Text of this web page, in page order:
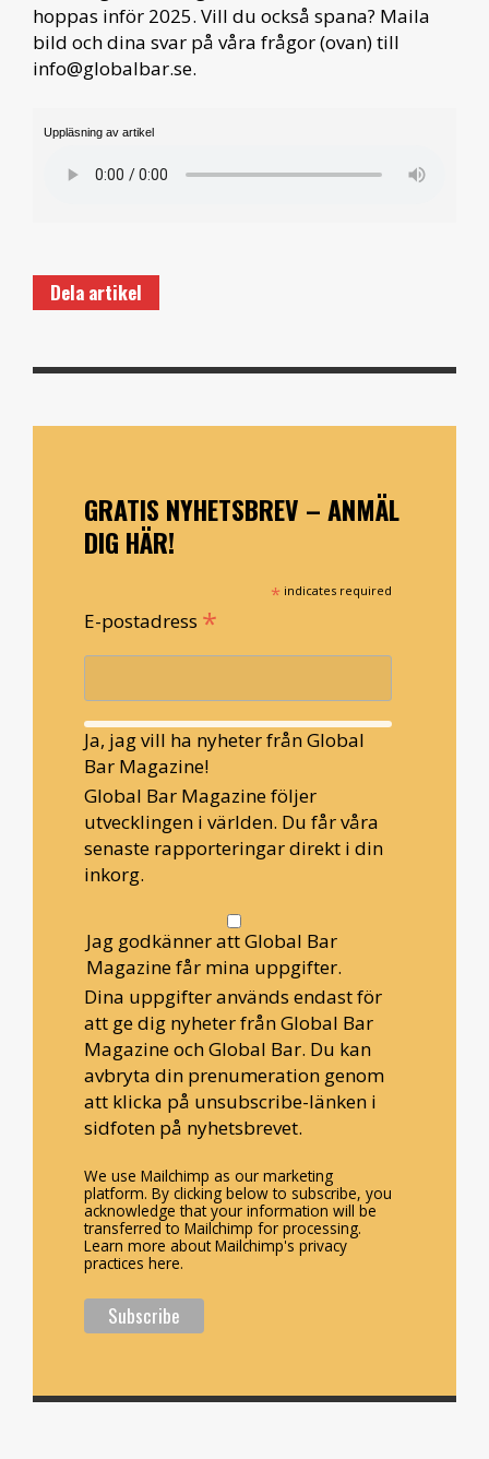
hoppas inför 2025. Vill du också spana? Maila
bild och dina svar på våra frågor (ovan) till
info@globalbar.se.
Uppläsning av artikel
Dela artikel
GRATIS NYHETSBREV – ANMÄL
DIG HÄR!
* indicates required
E-postadress *
Ja, jag vill ha nyheter från Global
Bar Magazine!
Global Bar Magazine följer
utvecklingen i världen. Du får våra
senaste rapporteringar direkt i din
inkorg.
Jag godkänner att Global Bar
Magazine får mina uppgifter.
Dina uppgifter används endast för
att ge dig nyheter från Global Bar
Magazine och Global Bar. Du kan
avbryta din prenumeration genom
att klicka på unsubscribe-länken i
sidfoten på nyhetsbrevet.
We use Mailchimp as our marketing
platform. By clicking below to subscribe, you
acknowledge that your information will be
transferred to Mailchimp for processing.
Learn more about Mailchimp's privacy
practices here.